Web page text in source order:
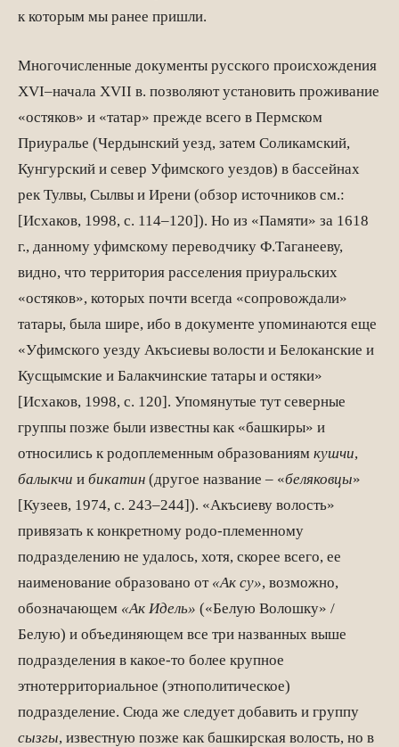
к которым мы ранее пришли.
Многочисленные документы русского происхождения
XVI–начала XVII в. позволяют установить проживание
«остяков» и «татар» прежде всего в Пермском
Приуралье (Чердынский уезд, затем Соликамский,
Кунгурский и север Уфимского уездов) в бассейнах
рек Тулвы, Сылвы и Ирени (обзор источников см.:
[Исхаков, 1998, с. 114–120]). Но из «Памяти» за 1618
г., данному уфимскому переводчику Ф.Таганееву,
видно, что территория расселения приуральских
«остяков», которых почти всегда «сопровождали»
татары, была шире, ибо в документе упоминаются еще
«Уфимского уезду Акъсиевы волости и Белоканские и
Кусщымские и Балакчинские татары и остяки»
[Исхаков, 1998, с. 120]. Упомянутые тут северные
группы позже были известны как «башкиры» и
относились к родоплеменным образованиям кушчи,
балыкчи и бикатин (другое название – «беляковцы»
[Кузеев, 1974, с. 243–244]). «Акъсиеву волость»
привязать к конкретному родо-племенному
подразделению не удалось, хотя, скорее всего, ее
наименование образовано от «Ак су», возможно,
обозначающем «Ак Идель» («Белую Волошку» /
Белую) и объединяющем все три названных выше
подразделения в какое-то более крупное
этнотерриториальное (этнополитическое)
подразделение. Сюда же следует добавить и группу
сызгы, известную позже как башкирская волость, но в